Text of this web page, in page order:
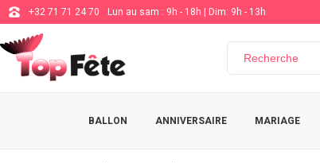
+32 71 71 24 70 Lun au sam : 9h - 18h | Dim: 9h - 13h
BALLON ANNIVERSAIRE MARIAGE